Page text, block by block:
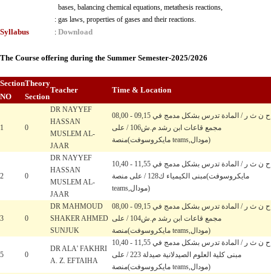
:
bases, balancing chemical equations, metathesis reactions,
gas laws, properties of gases and their reactions.
Syllabus : Download
The Course offering during the Summer Semester-2025/2026
Section
NO
Theory
Section
Teacher Time & Location
1 0
DR NAYYEF
HASSAN
MUSLEM AL-
JAAR
08,00 - 09,15 ح ن ث ر / المادة تدرس بشكل مدمج في
مجمع قاعات ابن رشد م.ش106 / على
منصة(مايكروسوفت teams,مودال)
2 0
DR NAYYEF
HASSAN
MUSLEM AL-
JAAR
10,40 - 11,55 ح ن ث ر / المادة تدرس بشكل مدمج في
مبنى الكيمياء ك128 / على منصة(مايكروسوفت
teams,مودال)
3 0
DR MAHMOUD
SHAKER AHMED
SUNJUK
08,00 - 09,15 ح ن ث ر / المادة تدرس بشكل مدمج في
مجمع قاعات ابن رشد م.ش104 / على
منصة(مايكروسوفت teams,مودال)
5 0
DR ALA' FAKHRI
A. Z. EFTAIHA
10,40 - 11,55 ح ن ث ر / المادة تدرس بشكل مدمج في
مبنى كلية العلوم الصيدلانية صيدلة 223 / على
منصة(مايكروسوفت teams,مودال)